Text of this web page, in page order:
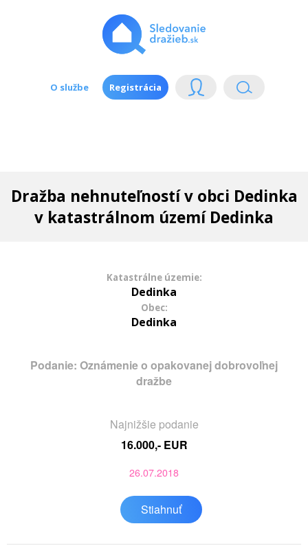
O službe Registrácia
Dražba nehnuteľností v obci Dedinka
v katastrálnom území Dedinka
Katastrálne územie:
Dedinka
Obec:
Dedinka
Podanie: Oznámenie o opakovanej dobrovoľnej
dražbe
Najnižšie podanie
16.000,- EUR
26.07.2018
Stiahnuť